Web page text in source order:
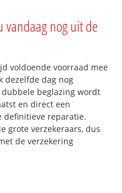
nog uit de
voldoende voorraad mee
dezelfde dag nog
beglazing wordt
en direct een
definitieve reparatie.
grote verzekeraars, dus
de verzekering